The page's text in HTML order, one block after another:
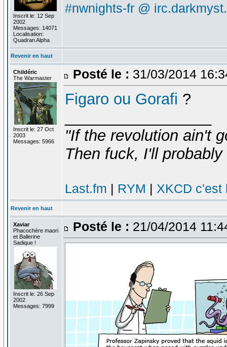
Inscrit le: 12 Sep
2002
Messages: 14071
Localisation:
Quadran Alpha
#nwnights-fr @
Revenir en haut
Childéric
The Warmaster
Inscrit le: 27 Oct
2003
Messages: 5966
Posté le : 31/03/2014
Figaro ou Gorafi ?
"If the revolution ain't
Then fuck, I'll
Last.fm | RYM | XKCD c'est
Revenir en haut
Xaviar
Phacochère maori
et Ballerine
Sadique !
Inscrit le: 26 Sep
2002
Messages: 7999
Posté le : 21/04/2014